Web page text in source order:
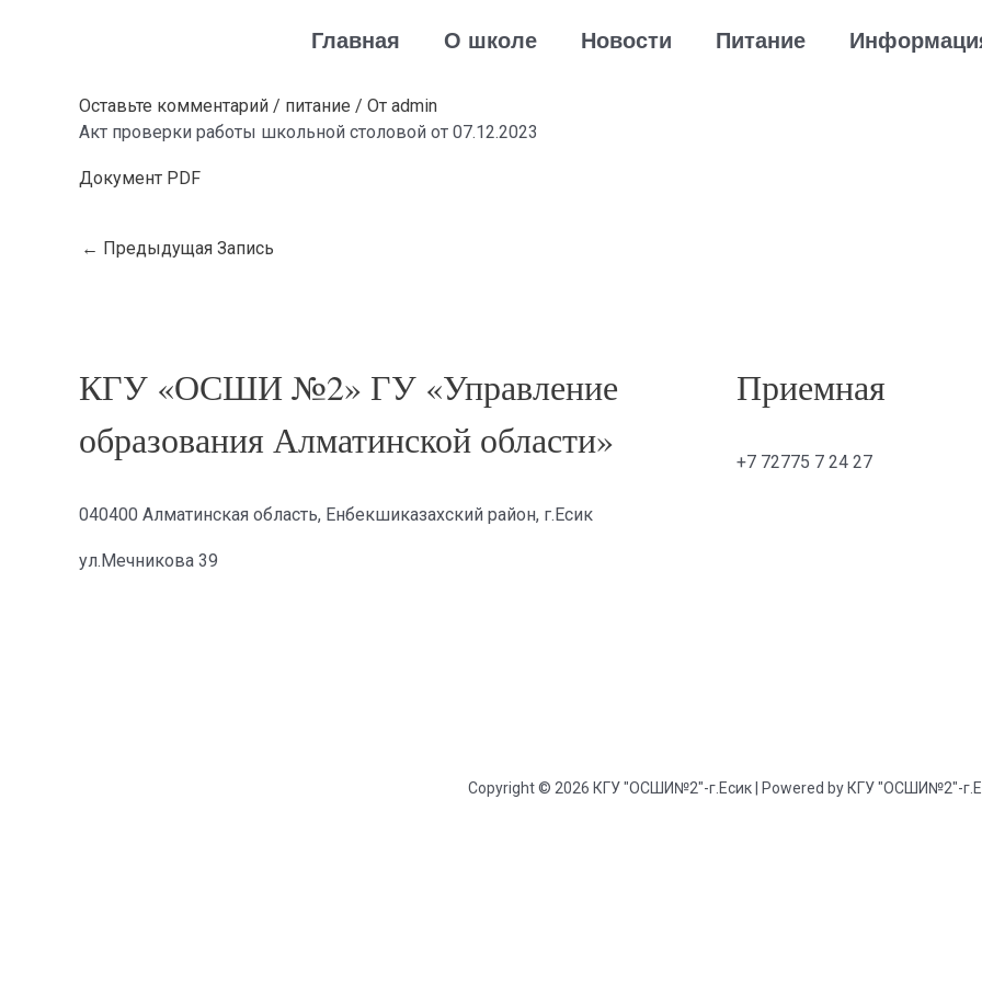
Главная О школе Новости Питание
Оставьте комментарий / питание / От admin
Акт проверки работы школьной столовой от 07.12.2023
Документ PDF
← Предыдущая Запись
КГУ «ОСШИ №2» ГУ «Управление
образования Алматинской области»
040400 Алматинская область, Енбекшиказахский район, г.Есик
ул.Мечникова 39
Приемная
+7 72775 7 24 27
Copyright © 2026 КГУ "ОСШИ№2"-г.Есик | Powered by КГУ "ОСШИ№2"-